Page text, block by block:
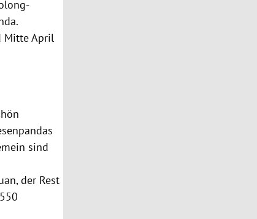
Mitte April
sind
, der Rest